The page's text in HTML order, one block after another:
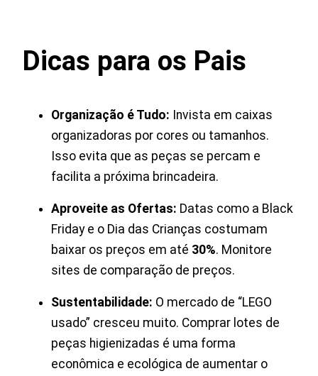
Dicas para os Pais
Organização é Tudo: Invista em caixas
organizadoras por cores ou tamanhos.
Isso evita que as peças se percam e
facilita a próxima brincadeira.
Aproveite as Ofertas: Datas como a Black
Friday e o Dia das Crianças costumam
baixar os preços em até 30%. Monitore
sites de comparação de preços.
Sustentabilidade: O mercado de “LEGO
usado” cresceu muito. Comprar lotes de
peças higienizadas é uma forma
econômica e ecológica de aumentar o